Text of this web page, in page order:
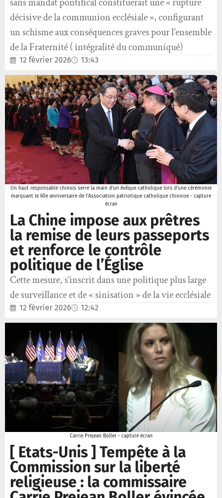
sans mandat pontifical constituerait une « rupture
décisive de la communion ecclésiale », configurant
un schisme aux conséquences graves pour l’ensemble
de la Fraternité ( intégralité du communiqué)
12 février 2026 13:43
Un haut responsable chinois serre la main d’un évêque catholique lors d’une cérémonie
marquant le 60e anniversaire de l’Association patriotique catholique chinoise - capture
écran
La Chine impose aux prêtres
la remise de leurs passeports
et renforce le contrôle
politique de l’Église
Cette mesure, s’inscrit dans une politique plus large
de surveillance et de « sinisation » de la vie ecclésiale
12 février 2026 12:42
Carrie Prejean Boller - capture écran
[ Etats-Unis ] Tempête à la
Commission sur la liberté
religieuse : la commissaire